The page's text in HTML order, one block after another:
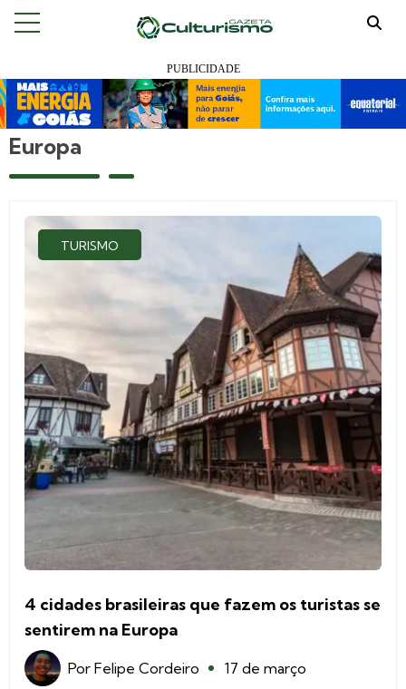
Europa
TURISMO
4 cidades brasileiras que fazem os turistas se
sentirem na Europa
Por Felipe Cordeiro 17 de março